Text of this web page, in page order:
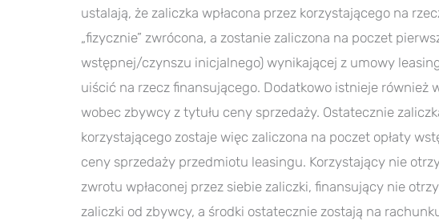
ustalają, że zaliczka wpłacona przez korzystającego na
„fizycznie” zwrócona, a zostanie zaliczona na poczet
wstępnej/czynszu inicjalnego) wynikającej z umowy
uiścić na rzecz finansującego. Dodatkowo istnieje również
wobec zbywcy z tytułu ceny sprzedaży. Ostatecznie
korzystającego zostaje więc zaliczona na poczet opłaty
ceny sprzedaży przedmiotu leasingu. Korzystający nie
zwrotu wpłaconej przez siebie zaliczki, finansujący nie
zaliczki od zbywcy, a środki ostatecznie zostają na